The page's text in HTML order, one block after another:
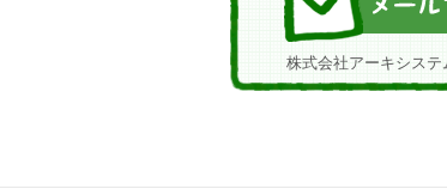
株式会社アーキシス